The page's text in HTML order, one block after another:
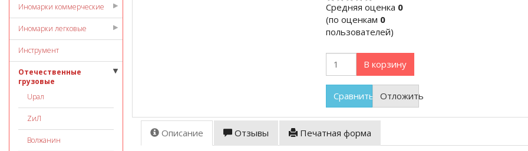
Иномарки коммерческие
Иномарки легковые
Инструмент
Отечественные
грузовые
Uрал
ZиЛ
Волжанин
Cредняя оценка 0
(по оценкам 0
пользователей)
В корзину
Сравнить Отложить
Описание Отзывы Печатная форма